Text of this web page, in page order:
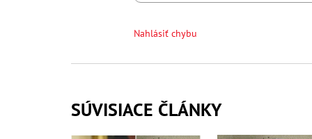
Nahlásiť chybu
SÚVISIACE ČLÁNKY